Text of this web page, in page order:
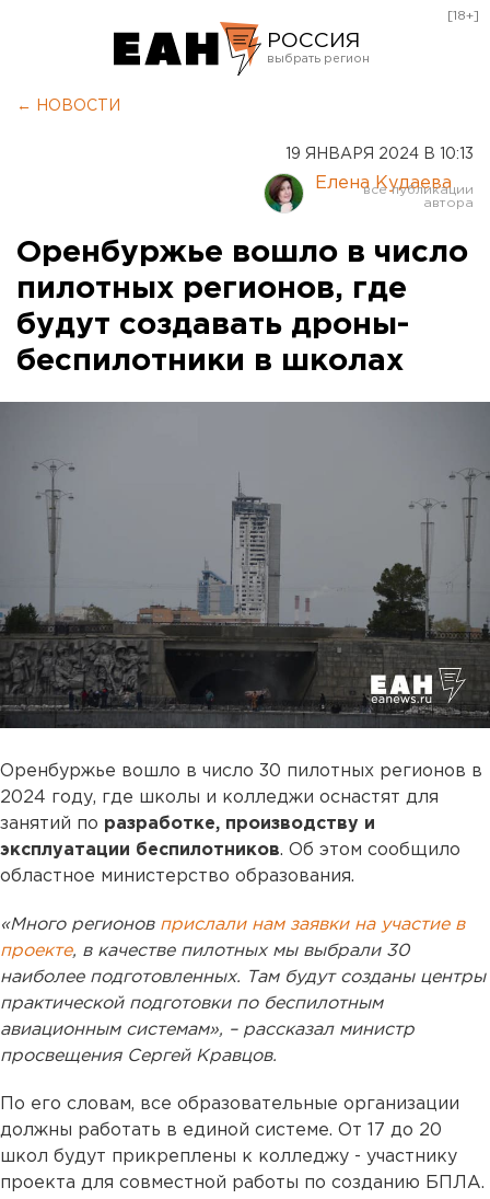
РОССИЯ
Курган
Оренбург
[18+]
← НОВОСТИ
19 ЯНВАРЯ 2024 В 10:13
Елена Кудаева
Оренбуржье вошло в число
пилотных регионов, где
будут создавать дроны-
беспилотники в школах
Оренбуржье вошло в число 30 пилотных регионов в
2024 году, где школы и колледжи оснастят для
занятий по разработке, производству и
эксплуатации беспилотников. Об этом сообщило
областное министерство образования.
«Много регионов прислали нам заявки на участие в
проекте, в качестве пилотных мы выбрали 30
наиболее подготовленных. Там будут созданы центры
практической подготовки по беспилотным
авиационным системам», – рассказал министр
просвещения Сергей Кравцов.
По его словам, все образовательные организации
должны работать в единой системе. От 17 до 20
школ будут прикреплены к колледжу - участнику
проекта для совместной работы по созданию БПЛА.